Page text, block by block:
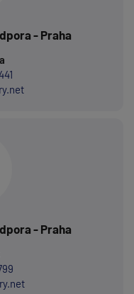
- Praha
- Praha